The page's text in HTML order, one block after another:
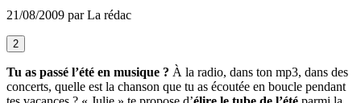
21/08/2009 par La rédac
2
Tu as passé l’été en musique ? À la radio, dans ton mp3, dans des
concerts, quelle est la chanson que tu as écoutée en boucle pendant